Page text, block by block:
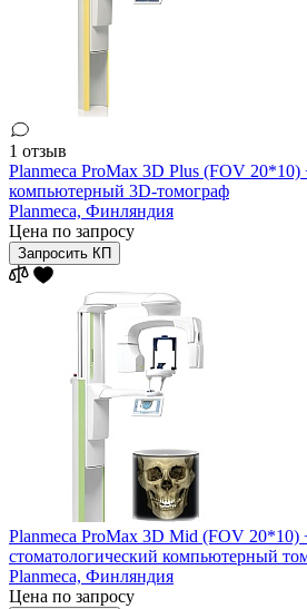
1 отзыв
Planmeca ProMax 3D Plus (FOV 20*10)
компьютерный 3D-томограф
Planmeca, Финляндия
Цена по запросу
Запросить КП
Planmeca ProMax 3D Mid (FOV 20*10)
стоматологический компьютерный
Planmeca, Финляндия
Цена по запросу